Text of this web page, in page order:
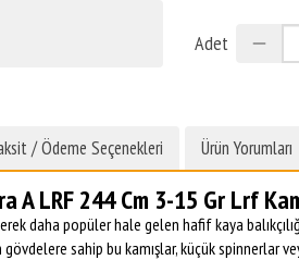
Adet
/ Ödeme Seçenekleri Ürün Yorumları
A LRF 244 Cm 3-15 Gr Lrf
daha popüler hale gelen hafif kaya
sahip bu kamışlar, küçük spinnerlar